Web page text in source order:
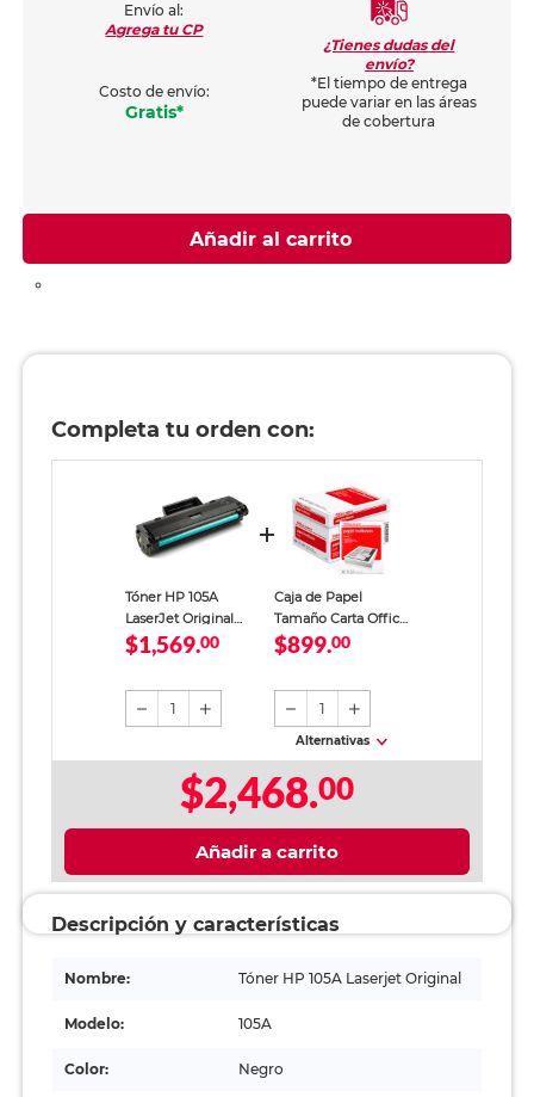
Envío al:
Agrega tu CP
Costo de envío:
Gratis*
¿Tienes dudas del
envío?
*El tiempo de entrega
puede variar en las áreas
de cobertura
Añadir al carrito
Completa tu orden con:
Tóner HP 105A
LaserJet Original
Negro 1000 páginas
$1,569.00
1
Caja de Papel
Tamaño Carta Office
Depot Blanco 5000
$899.00
1
Alternativas
$2,468.00
Añadir a carrito
Descripción y características
Nombre: Tóner HP 105A Laserjet Original
Modelo: 105A
Color: Negro